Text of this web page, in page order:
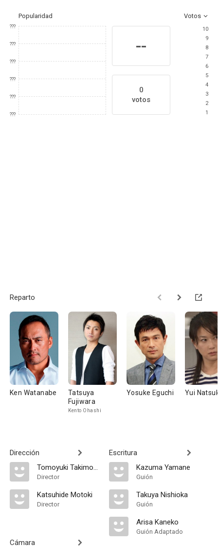
Popularidad Votos
???
???
???
???
???
???
--
0
votos
10
9
8
7
6
5
4
3
2
1
Reparto
Ken Watanabe
Tatsuya
Fujiwara
Kento Ohashi
Yosuke Eguchi Yui
Dirección
Tomoyuki Takimoto
Director
Katsuhide Motoki
Director
Cámara
Escritura
Kazuma Yamane
Guión
Takuya Nishioka
Guión
Arisa Kaneko
Guión Adaptado